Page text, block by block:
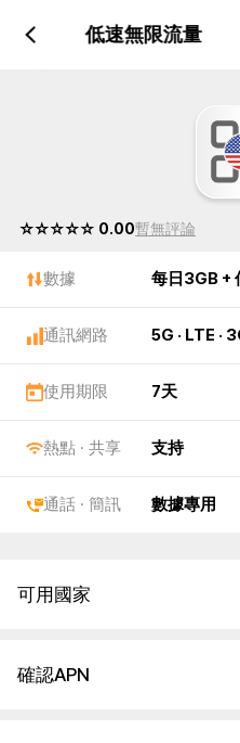
3GB + 低速無限流量
☆☆☆☆☆ 0.00暫無評論
數據 每日3GB +
通訊網路 5G · LTE ·
使用期限 7天
熱點 · 共享 支持
通話 · 簡訊 數據專用
可用國家
確認APN